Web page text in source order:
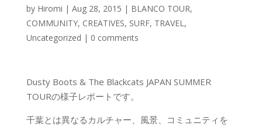
by Hiromi | Aug 28, 2015 | BLANCO TOUR,
COMMUNITY, CREATIVES, SURF, TRAVEL,
Uncategorized | 0 comments
Dusty Boots & The Blackcats JAPAN SUMMER
TOURの様子レポートです。
千葉とは異なるカルチャー、風景、コミュニティを